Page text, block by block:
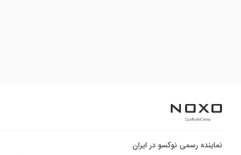
نماینده رسمی نوکسو در ایران